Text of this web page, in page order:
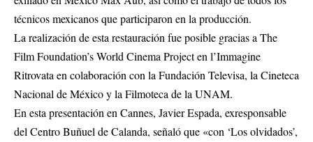
técnicos mexicanos que participaron en la producción.
La realización de esta restauración fue posible gracias a The
Film Foundation’s World Cinema Project en l’Immagine
Ritrovata en colaboración con la Fundación Televisa, la Cineteca
Nacional de México y la Filmoteca de la UNAM.
En esta presentación en Cannes, Javier Espada, exresponsable
del Centro Buñuel de Calanda, señaló que «con ‘Los olvidados’,